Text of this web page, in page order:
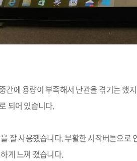
간에 용량이 부족해서 난관을 겪기는 했
되어 있습니다.
잘 사용했습니다.부활한 시작버튼으로
게 느껴 졌습니다.